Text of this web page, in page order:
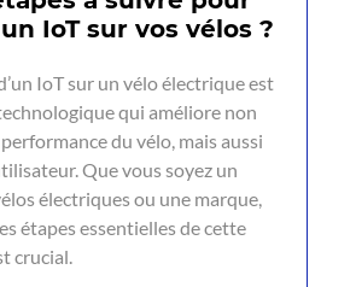
IoT sur vos vélos ?
IoT sur un vélo électrique est
qui améliore non
du vélo, mais aussi
Que vous soyez un
électriques ou une marque,
étapes essentielles de cette
crucial.